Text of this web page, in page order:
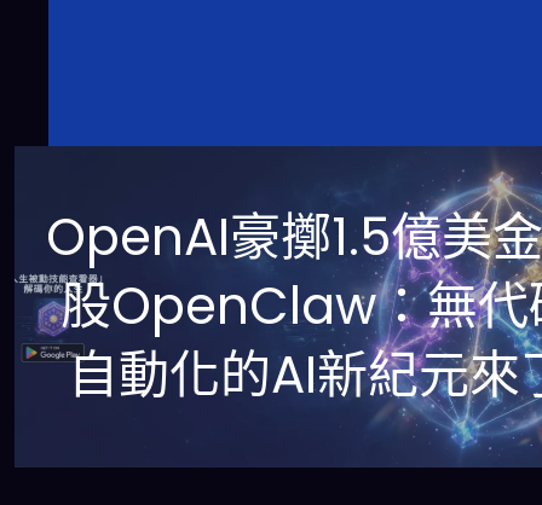
OpenAI豪擲1.5億美
股OpenClaw：無代
自動化的AI新紀元來